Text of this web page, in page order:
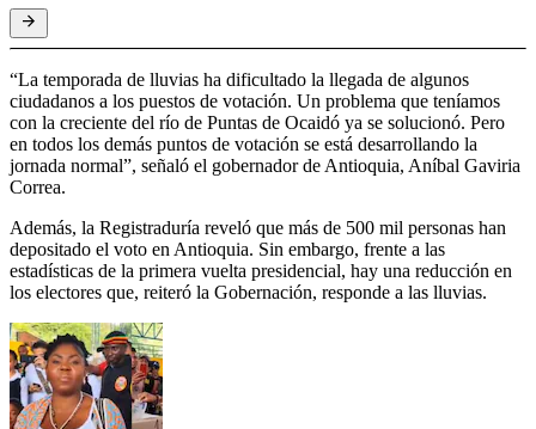
“La temporada de lluvias ha dificultado la llegada de algunos
ciudadanos a los puestos de votación. Un problema que teníamos
con la creciente del río de Puntas de Ocaidó ya se solucionó. Pero
en todos los demás puntos de votación se está desarrollando la
jornada normal”, señaló el gobernador de Antioquia, Aníbal Gaviria
Correa.
Además, la Registraduría reveló que más de 500 mil personas han
depositado el voto en Antioquia. Sin embargo, frente a las
estadísticas de la primera vuelta presidencial, hay una reducción en
los electores que, reiteró la Gobernación, responde a las lluvias.